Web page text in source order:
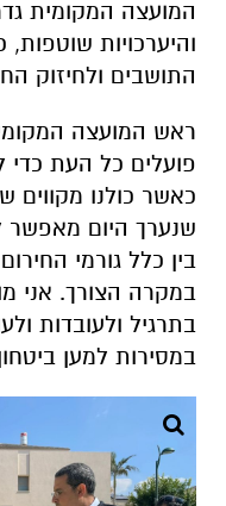
המועצה המקומית
והיערכויות
התושבים ולחיזוק
ראש המועצה
פועלים כל העת כדי
כאשר כולנו מקווים
שנערך היום מאפשר
בין כלל גורמי
במקרה הצורך. אני
בתרגיל ולעובדות
במסירות למען